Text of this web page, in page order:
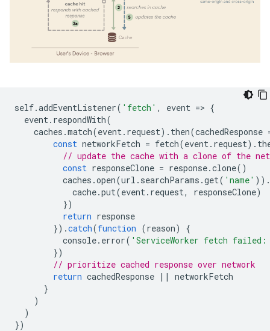
self.addEventListener( 'fetch' , event => {
event. respondWith(
caches .match(event. request). then(cachedResponse
const networkFetch = fetch(event. request).
// update the cache with a clone of the
const responseClone = response.clone()
caches .open(url . searchParams .get( 'name' )).
cache.put(event. request, responseClone)
})
return response
}).catch(function (reason)
{
console. error( 'ServiceWorker fetch
})
// prioritize cached response over network
return cachedResponse ||
networkFetch
}
)
)
})